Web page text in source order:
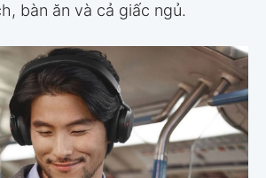
bàn ăn và cả giấc ngủ.